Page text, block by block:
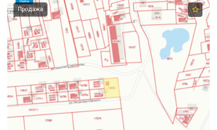
Проекты
Услуги
Новостройки
Коттеджные
поселки
Новостройки
Информация
Ипотека
Риэлторские
услуги
Продажа